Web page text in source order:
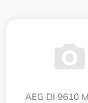
AEG DI 9610